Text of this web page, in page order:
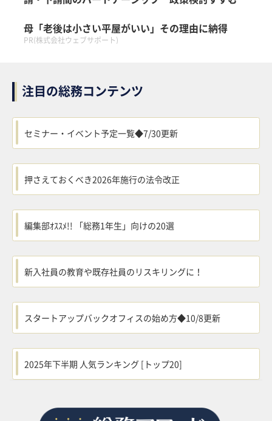
母「老後は小さい平屋がいい」その理由に納得
PR(株式会社ウェブサポート)
注目の総務コンテンツ
セミナー・イベント予定一覧◆7/30更新
押さえておくべき2026年施行の法令改正
編集部ｵｽｽﾒ!! 「総務1年生」向けの20選
新入社員の教育や既存社員のリスキリングに！
スタートアップバックオフィスの始め方◆10/8更新
2025年下半期 人気ランキング [トップ20]